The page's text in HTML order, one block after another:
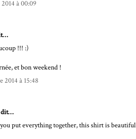
à 00:09
!!! :)
et bon weekend !
2014 à 15:48
dit…
put everything together, this shirt is beautiful